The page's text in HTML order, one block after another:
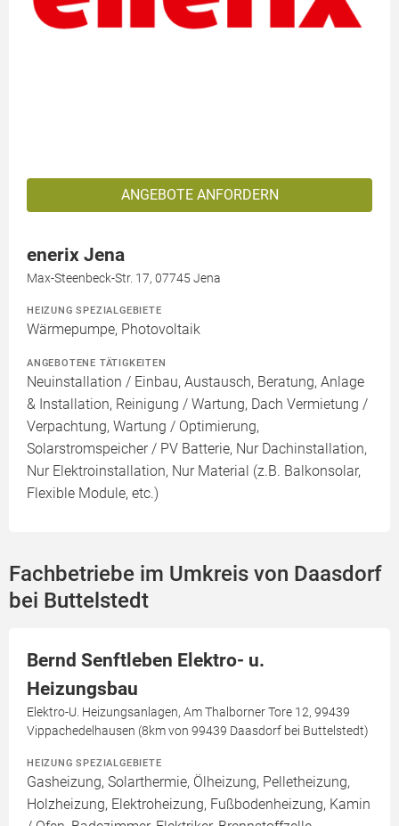
ANGEBOTE ANFORDERN
enerix Jena
Max-Steenbeck-Str. 17, 07745 Jena
HEIZUNG SPEZIALGEBIETE
Wärmepumpe, Photovoltaik
ANGEBOTENE TÄTIGKEITEN
Neuinstallation / Einbau, Austausch, Beratung, Anlage
& Installation, Reinigung / Wartung, Dach Vermietung /
Verpachtung, Wartung / Optimierung,
Solarstromspeicher / PV Batterie, Nur Dachinstallation,
Nur Elektroinstallation, Nur Material (z.B. Balkonsolar,
Flexible Module, etc.)
Fachbetriebe im Umkreis von Daasdorf
bei Buttelstedt
Bernd Senftleben Elektro- u.
Heizungsbau
Elektro-U. Heizungsanlagen, Am Thalborner Tore 12, 99439
Vippachedelhausen (8km von 99439 Daasdorf bei Buttelstedt)
HEIZUNG SPEZIALGEBIETE
Gasheizung, Solarthermie, Ölheizung, Pelletheizung,
Holzheizung, Elektroheizung, Fußbodenheizung, Kamin